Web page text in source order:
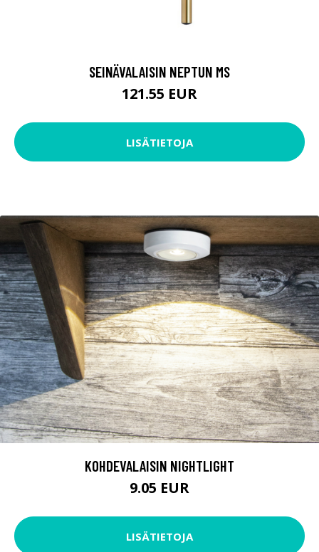
SEINÄVALAISIN NEPTUN MS
121.55 EUR
LISÄTIETOJA
KOHDEVALAISIN NIGHTLIGHT
9.05 EUR
LISÄTIETOJA